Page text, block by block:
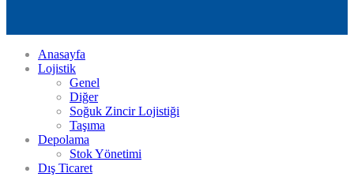
Anasayfa
Lojistik
Genel
Diğer
Soğuk Zincir Lojistiği
Taşıma
Depolama
Stok Yönetimi
Dış Ticaret